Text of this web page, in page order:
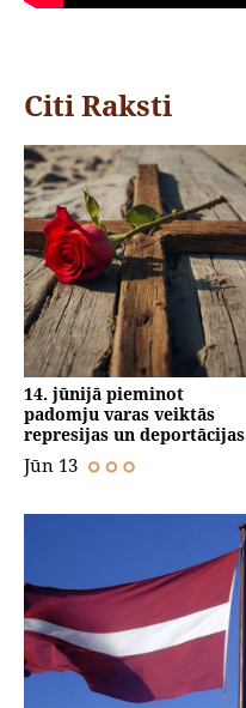
Citi Raksti
14. jūnijā pieminot
padomju varas veiktās
represijas un deportācijas
Jūn 13